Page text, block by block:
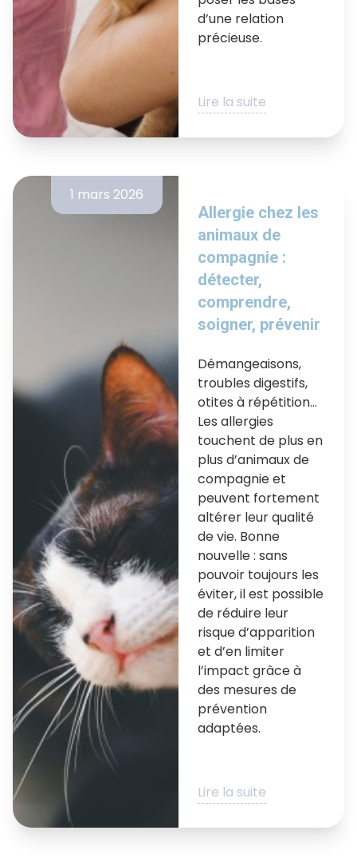
d’une relation
précieuse.
Lire la suite
1 mars 2026
Allergie chez les
animaux de
compagnie :
détecter,
comprendre,
soigner, prévenir
Démangeaisons,
troubles digestifs,
otites à répétition…
Les allergies
touchent de plus en
plus d’animaux de
compagnie et
peuvent fortement
altérer leur qualité
de vie. Bonne
nouvelle : sans
pouvoir toujours les
éviter, il est possible
de réduire leur
risque d’apparition
et d’en limiter
l’impact grâce à
des mesures de
prévention
adaptées.
Lire la suite